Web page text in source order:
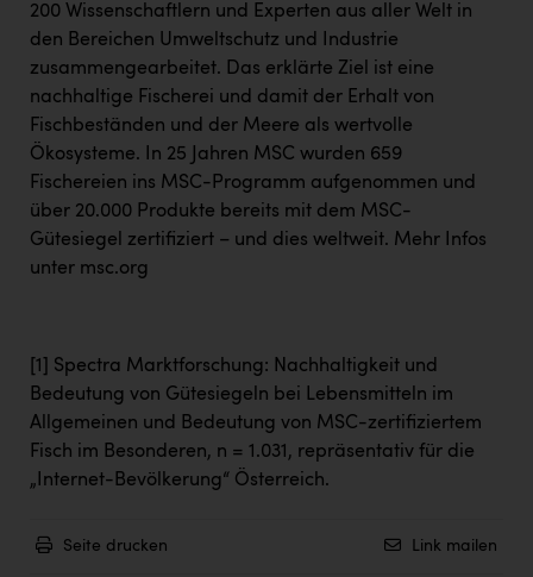
200 Wissenschaftlern und Experten aus aller Welt in
den Bereichen Umweltschutz und Industrie
zusammengearbeitet. Das erklärte Ziel ist eine
nachhaltige Fischerei und damit der Erhalt von
Fischbeständen und der Meere als wertvolle
Ökosysteme. In 25 Jahren MSC wurden 659
Fischereien ins MSC-Programm aufgenommen und
über 20.000 Produkte bereits mit dem MSC-
Gütesiegel zertifiziert – und dies weltweit. Mehr Infos
unter msc.org
[1]
Spectra Marktforschung: Nachhaltigkeit und
Bedeutung von Gütesiegeln bei Lebensmitteln im
Allgemeinen und Bedeutung von MSC-zertifiziertem
Fisch im Besonderen, n = 1.031, repräsentativ für die
„Internet-Bevölkerung“ Österreich.
Seite drucken Link mailen